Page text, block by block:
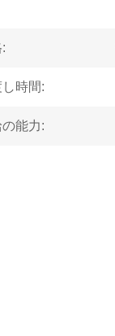
時間:
能力: